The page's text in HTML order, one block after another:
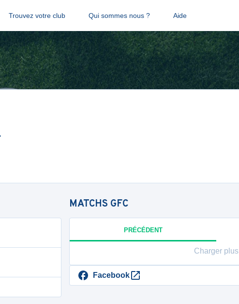
Trouvez votre club Qui sommes nous ? Aide
MATCHS GFC
PRÉCÉDENT
Charger plus
Facebook